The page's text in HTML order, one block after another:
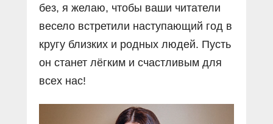
без, я желаю, чтобы ваши читатели
весело встретили наступающий год в
кругу близких и родных людей. Пусть
он станет лёгким и счастливым для
всех нас!